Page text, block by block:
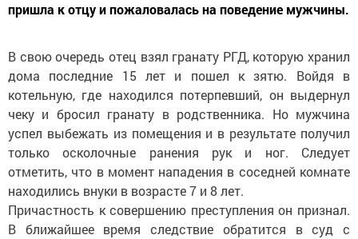
пришла к отцу и пожаловалась на поведение мужчины.
В свою очередь отец взял гранату РГД, которую хранил
дома последние 15 лет и пошел к зятю. Войдя в
котельную, где находился потерпевший, он выдернул
чеку и бросил гранату в родственника. Но мужчина
успел выбежать из помещения и в результате получил
только осколочные ранения рук и ног. Следует
отметить, что в момент нападения в соседней комнате
находились внуки в возрасте 7 и 8 лет.
Причастность к совершению преступления он признал.
В ближайшее время следствие обратится в суд с